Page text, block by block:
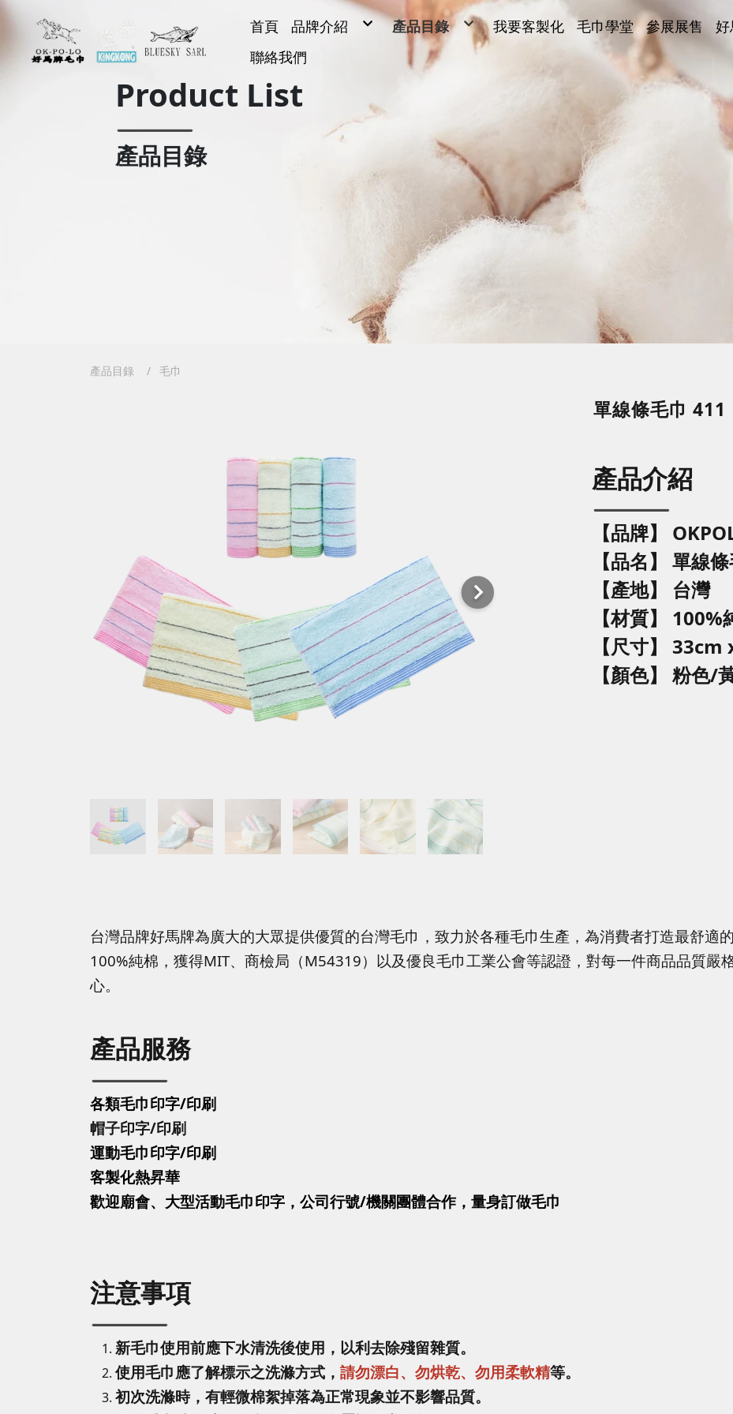
首頁 品牌介紹
KINGKONG
BLUESKY SARL
產品目錄
運動毛巾、麻紗巾
旅行用品
客製化(緹花/純棉印刷)
客製化2(超細纖維)
客製化3(超細纖維)
我要客製化 毛巾學堂 參展展售 好
聯絡我們
Product List
產品目錄
單線條毛巾 411
產品介紹
【品牌】
【品名】 單線條
【產地】 台灣
【材質】 100%
【尺寸】 33cm
【顏色】 粉色/
台灣品牌好馬牌為廣大的大眾提供優質的台灣毛巾，致力於各種毛巾生產，為消費者打造最舒適
100%純棉，獲得MIT、商檢局（M54319）以及優良毛巾工業公會等認證，對每一件商品品質嚴
心。
產品服務
各類毛巾印字/印刷
帽子印字/印刷
運動毛巾印字/印刷
客製化熱昇華
歡迎廟會、大型活動毛巾印字，公司行號/機關團體合作，量身訂做毛巾
注意事項
新毛巾使用前應下水清洗後使用，以利去除殘留雜質。
使用毛巾應了解標示之洗滌方式， 請勿漂白、勿烘乾、勿用柔軟精等。
初次洗滌時，有輕微棉絮掉落為正常現象並不影響品質。
產品目錄 毛巾